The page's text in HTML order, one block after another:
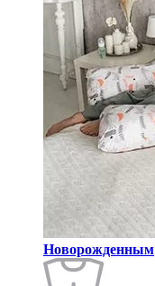
Новорожденным